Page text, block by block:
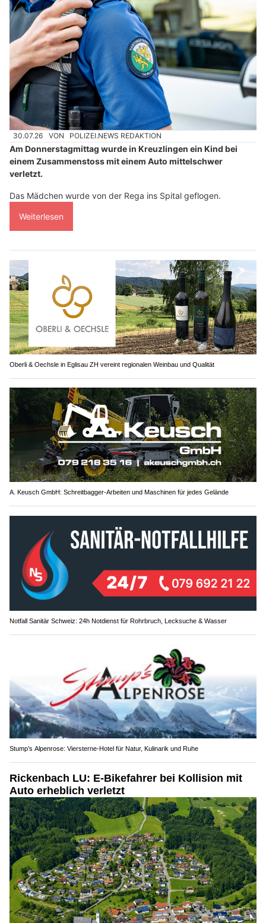
30.07.26 VON POLIZEI.NEWS REDAKTION
Am Donnerstagmittag wurde in Kreuzlingen ein Kind bei
einem Zusammenstoss mit einem Auto mittelschwer
verletzt.
Das Mädchen wurde von der Rega ins Spital geflogen.
Weiterlesen
Oberli & Oechsle in Eglisau ZH vereint regionalen Weinbau und Qualität
A. Keusch GmbH: Schreitbagger-Arbeiten und Maschinen für jedes Gelände
Notfall Sanitär Schweiz: 24h Notdienst für Rohrbruch, Lecksuche & Wasser
Stump’s Alpenrose: Viersterne-Hotel für Natur, Kulinarik und Ruhe
Rickenbach LU: E-Bikefahrer bei Kollision mit
Auto erheblich verletzt